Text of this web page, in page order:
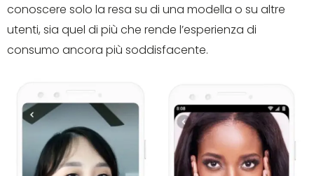
conoscere solo la resa su di una modella o su altre
utenti, sia quel di più che rende l’esperienza di
consumo ancora più soddisfacente.